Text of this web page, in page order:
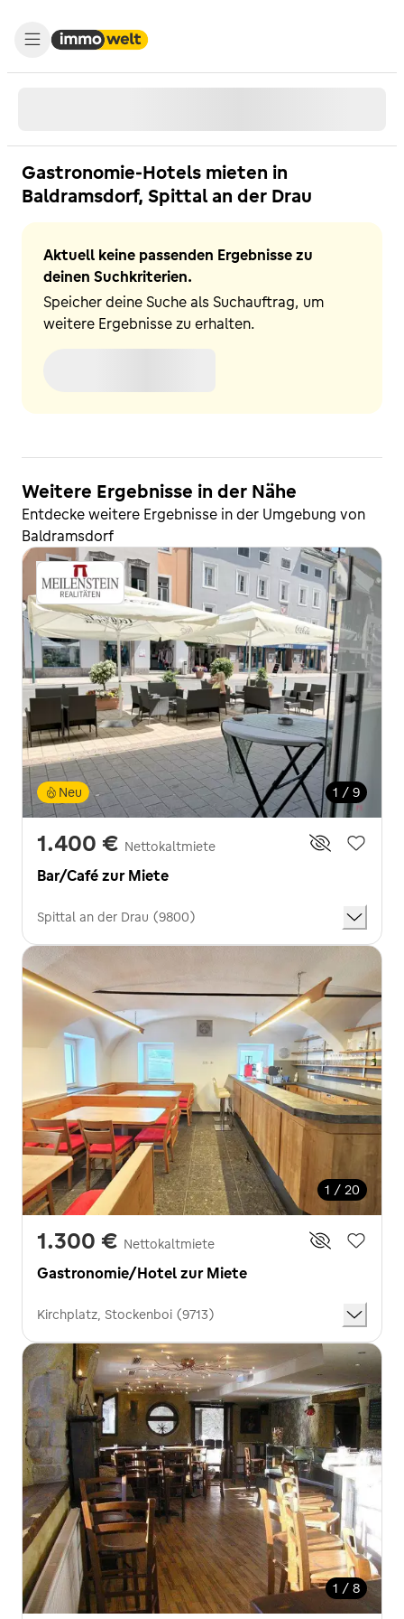
Gastronomie-Hotels mieten in
Baldramsdorf, Spittal an der Drau
Aktuell keine passenden Ergebnisse zu
deinen Suchkriterien.
Speicher deine Suche als Suchauftrag, um
weitere Ergebnisse zu erhalten.
Weitere Ergebnisse in der Nähe
Entdecke weitere Ergebnisse in der Umgebung von
Baldramsdorf
1 / 9
Neu
1.400 € Nettokaltmiete
Bar/Café zur Miete
Spittal an der Drau (9800)
1 / 20
1.300 € Nettokaltmiete
Gastronomie/Hotel zur Miete
Kirchplatz, Stockenboi (9713)
1 / 8